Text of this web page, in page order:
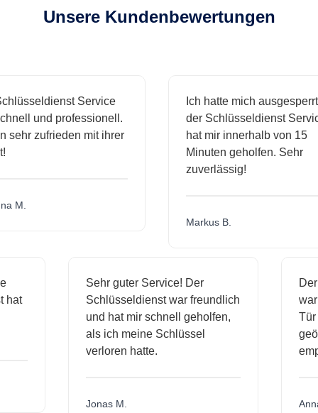
Unsere Kundenbewertungen
Service
und professionell.
sehr zufrieden mit ihrer
M.
Ich hatte mich ausgesperrt
der Schlüsseldienst
hat mir innerhalb von 15
Minuten geholfen. Sehr
zuverlässig!
Markus B.
hat
Sehr guter Service! Der
Schlüsseldienst war freundlich
und hat mir schnell geholfen,
als ich meine Schlüssel
verloren hatte.
Jonas M.